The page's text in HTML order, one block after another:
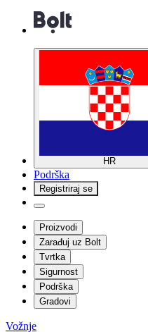
HR
Podrška
Registriraj se
Proizvodi
Zarađuj uz Bolt
Tvrtka
Sigurnost
Podrška
Gradovi
Vožnje